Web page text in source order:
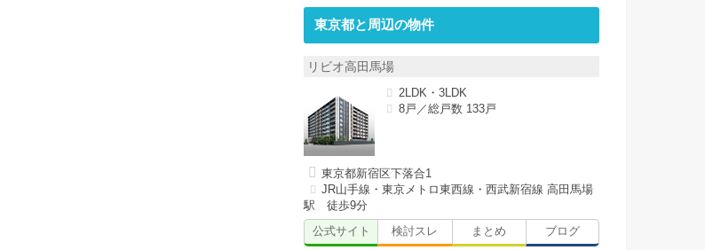
東京都と周辺の物件
リビオ高田馬場
2LDK・3LDK
8戸／総戸数 133戸
東京都新宿区下落合1
JR山手線・東京メトロ東西線・西武新宿線 高田馬場
駅 徒歩9分
公式サイト
検討スレ まとめ ブログ